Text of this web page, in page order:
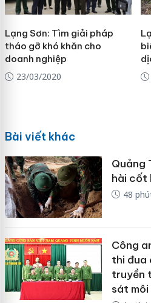
Lạng Sơn: Tìm giải pháp
tháo gỡ khó khăn cho
doanh nghiệp
23/03/2020
Bài viết khác
Quảng
hài cốt
48
Công
thi đua
truyền
sát